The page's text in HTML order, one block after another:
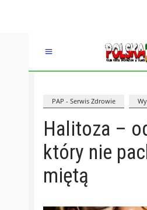
PAP - Serwis Zdrowie
Halitoza –
który nie
miętą